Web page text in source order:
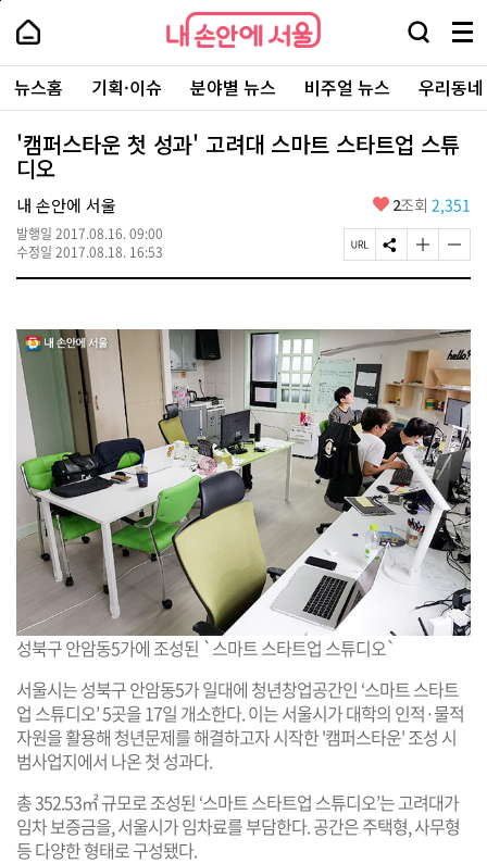
본
로
가
내
손
안
에
서
울
-
서
울
시
대
표
소
통
포
내
손
에
울
검
창
열
기
메
뉴
전
체
보
주
요
서
뉴스홈 기획·이슈 분야별 뉴스 비주얼 뉴스 우리동
'캠퍼스타운 첫 성과' 고려대 스마트 스타트업 스튜
디오
내 손안에 서울
발행일 2017.08.16. 09:00
수정일 2017.08.18. 16:53
좋
요
2조회 2,351
페
이
R
L
복
사
S
N
유
하
기
글
자
크
게
변
경
하
기
글
자
작
게
변
경
하
기
성북구 안암동5가에 조성된 `스마트 스타트업 스튜디오`
서울시는 성북구 안암동5가 일대에 청년창업공간인 ‘스마트 스타트
업 스튜디오’ 5곳을 17일 개소한다. 이는 서울시가 대학의 인적·물적
자원을 활용해 청년문제를 해결하고자 시작한 '캠퍼스타운' 조성 시
범사업지에서 나온 첫 성과다.
총 352.53㎡ 규모로 조성된 ‘스마트 스타트업 스튜디오’는 고려대가
임차 보증금을, 서울시가 임차료를 부담한다. 공간은 주택형, 사무형
등 다양한 형태로 구성됐다.
페
상
단
로